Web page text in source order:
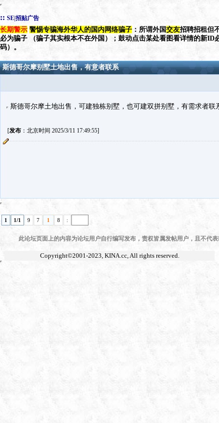
:: SE|招贴广告
长期警示 警惕专骗海外华人的国内网络骗子 ：所谓外国交友招聘招租但
必为骗子 （骗子其实根本不在外国）；鼓动点击某处看图看详情的新ID
码）。
斯德哥尔摩别墅土地出售，有意者联系
斯德哥尔摩土地出售，可建独栋别墅，也可建双拼别墅，有需求者联
[发布：北京时间 2025/3/11 17:49:55]
1 1/1 9 7 1 8 :
此论坛页面上的内容为论坛用户自行编写发布，责权皆属发帖用户，且不代
Copyright©2001-2023, KINA.cc, All rights reserved.